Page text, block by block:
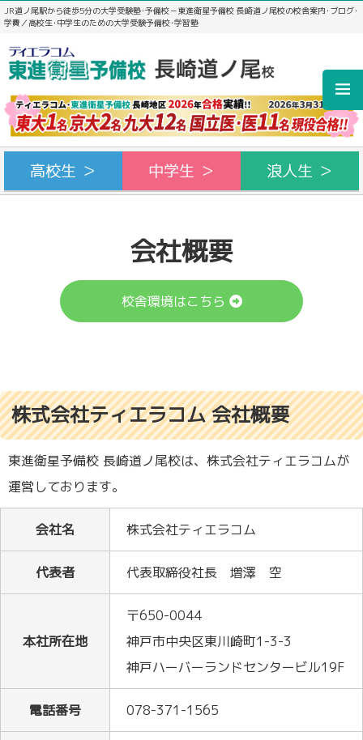
JR道ノ尾駅から徒歩5分の大学受験塾･予備校－東進衛星予備校 長崎道ノ尾校の校舎案内･ブログ･
学費／高校生･中学生のための大学受験予備校･学習塾
高校生 ＞ 中学生 ＞ 浪人生 ＞
会社概要
校舎環境はこちら
株式会社ティエラコム 会社概要
東進衛星予備校 長崎道ノ尾校は、株式会社ティエラコムが
運営しております。
会社名 株式会社ティエラコム
代表者 代表取締役社長 増澤 空
本社所在地
〒650-0044
神戸市中央区東川崎町1-3-3
神戸ハーバーランドセンタービル19F
電話番号 078-371-1565